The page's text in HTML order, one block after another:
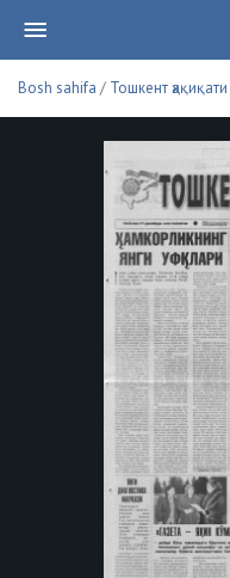
Bosh sahifa / Тошкент ҳақиқати